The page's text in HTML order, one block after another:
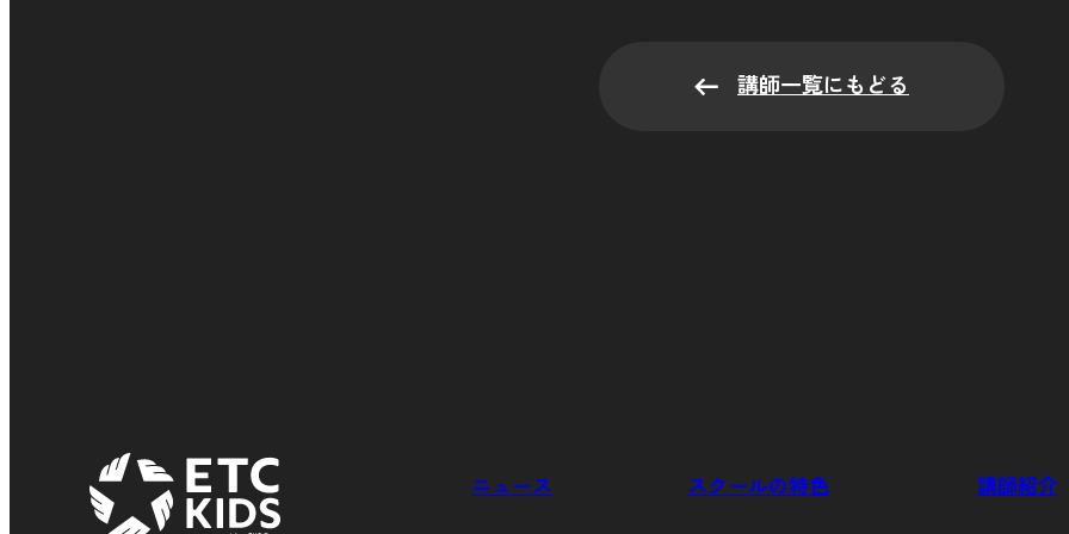
講師一覧にもどるTRIAL
ニュース
スクールの特色
講師紹介